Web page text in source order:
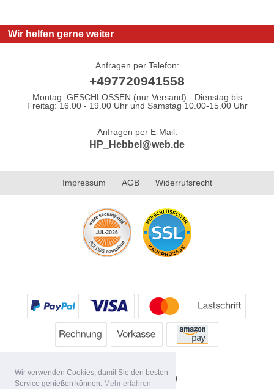
Wir verwenden Cookies, damit Sie den besten
Service genießen können. Mehr erfahren
Wir helfen gerne weiter
Anfragen per Telefon:
+497720941558
Montag: GESCHLOSSEN (nur Versand) - Dienstag bis
Freitag: 16.00 - 19.00 Uhr und Samstag 10.00-15.00 Uhr
Anfragen per E-Mail:
HP_Hebbel@web.de
Impressum AGB Widerrufsrecht